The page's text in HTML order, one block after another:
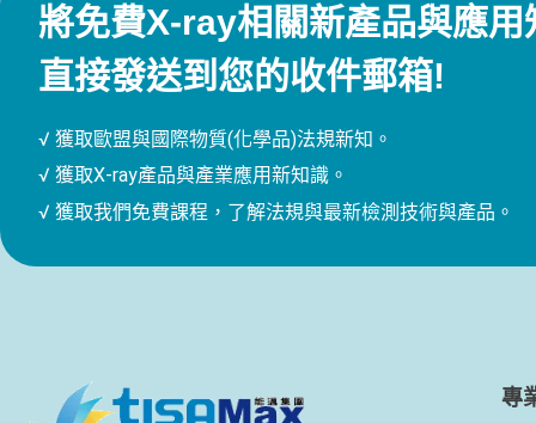
將免費X-ray相關新產品與應用
直接發送到您的收件郵箱!
√ 獲取歐盟與國際物質(化學品)法規新知。
√ 獲取X-ray產品與產業應用新知識。
√ 獲取我們免費課程，了解法規與最新檢測技術與產品。
專